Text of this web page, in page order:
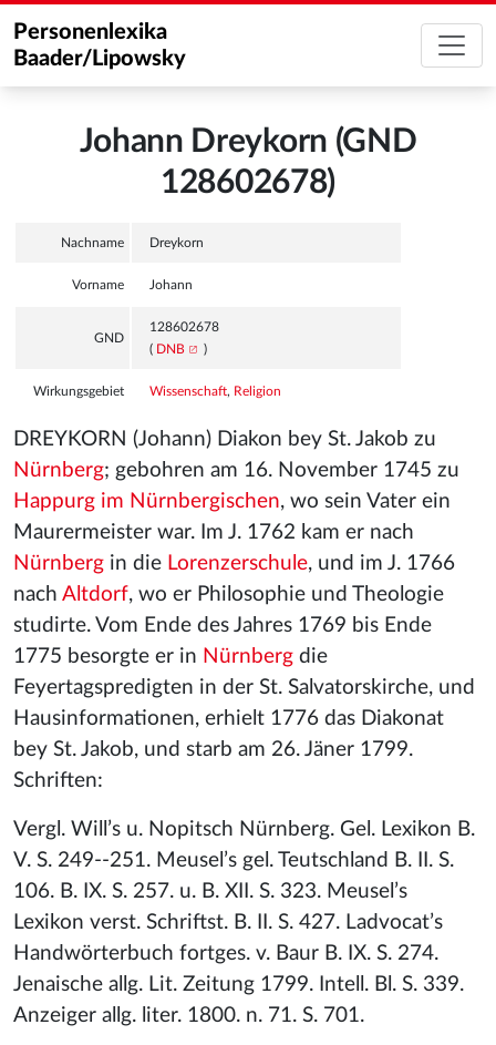
Personenlexika
Baader/Lipowsky
Johann Dreykorn (GND
128602678)
Nachname Dreykorn
Vorname Johann
GND
128602678
( DNB )
Wirkungsgebiet Wissenschaft, Religion
DREYKORN (Johann) Diakon bey St. Jakob zu
Nürnberg; gebohren am 16. November 1745 zu
Happurg im Nürnbergischen, wo sein Vater ein
Maurermeister war. Im J. 1762 kam er nach
Nürnberg in die Lorenzerschule, und im J. 1766
nach Altdorf, wo er Philosophie und Theologie
studirte. Vom Ende des Jahres 1769 bis Ende
1775 besorgte er in Nürnberg die
Feyertagspredigten in der St. Salvatorskirche, und
Hausinformationen, erhielt 1776 das Diakonat
bey St. Jakob, und starb am 26. Jäner 1799.
Schriften:
Vergl. Will’s u. Nopitsch Nürnberg. Gel. Lexikon B.
V. S. 249--251. Meusel’s gel. Teutschland B. II. S.
106. B. IX. S. 257. u. B. XII. S. 323. Meusel’s
Lexikon verst. Schriftst. B. II. S. 427. Ladvocat’s
Handwörterbuch fortges. v. Baur B. IX. S. 274.
Jenaische allg. Lit. Zeitung 1799. Intell. Bl. S. 339.
Anzeiger allg. liter. 1800. n. 71. S. 701.